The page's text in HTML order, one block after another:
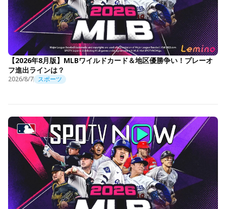
【2026年8月版】MLBワイルドカード＆地区優勝争い！プレーオ
フ進出ラインは？
2026/8/7 スポーツ